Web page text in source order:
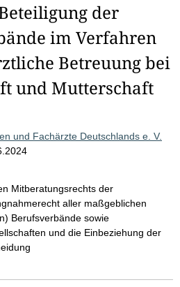
der
im Verfahren
Betreuung bei
und Mutterschaft
und Fachärzte Deutschlands e. V.
Mitberatungsrechts der
aller maßgeblichen
Berufsverbände sowie
und die Einbeziehung der